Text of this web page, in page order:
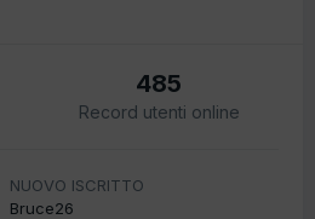
485
Record utenti online
NUOVO ISCRITTO
Bruce26